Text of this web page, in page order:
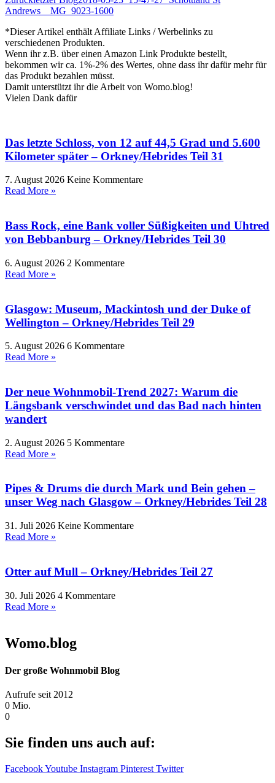
Andrews__MG_9023-1600
*Dieser Artikel enthält Affiliate Links / Werbelinks zu
verschiedenen Produkten.
Wenn ihr z.B. über einen Amazon Link Produkte bestellt,
bekommen wir ca. 1%-2% des Wertes, ohne dass ihr dafür mehr für
das Produkt bezahlen müsst.
Damit unterstützt ihr die Arbeit von Womo.blog!
Vielen Dank dafür
Das letzte Schloss, von 12 auf 44,5 Grad und 5.600
Kilometer später – Orkney/Hebrides Teil 31
7. August 2026 Keine Kommentare
Read More »
Bass Rock, eine Bank voller Süßigkeiten und Uhtred
von Bebbanburg – Orkney/Hebrides Teil 30
6. August 2026 2 Kommentare
Read More »
Glasgow: Museum, Mackintosh und der Duke of
Wellington – Orkney/Hebrides Teil 29
5. August 2026 6 Kommentare
Read More »
Der neue Wohnmobil-Trend 2027: Warum die
Längsbank verschwindet und das Bad nach hinten
wandert
2. August 2026 5 Kommentare
Read More »
Pipes & Drums die durch Mark und Bein gehen –
unser Weg nach Glasgow – Orkney/Hebrides Teil 28
31. Juli 2026 Keine Kommentare
Read More »
Otter auf Mull – Orkney/Hebrides Teil 27
30. Juli 2026 4 Kommentare
Read More »
Womo.blog
Der große Wohnmobil Blog​
Aufrufe seit 2012
0 Mio.
0
Sie finden uns auch auf:
FacebookYoutube Instagram Pinterest Twitter